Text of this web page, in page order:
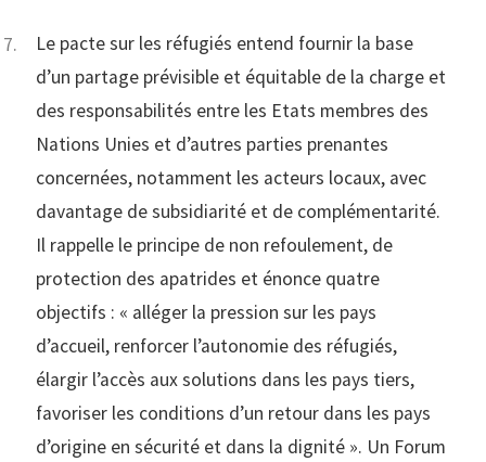
Le pacte sur les réfugiés entend fournir la base
d’un partage prévisible et équitable de la charge et
des responsabilités entre les Etats membres des
Nations Unies et d’autres parties prenantes
concernées, notamment les acteurs locaux, avec
davantage de subsidiarité et de complémentarité.
Il rappelle le principe de non refoulement, de
protection des apatrides et énonce quatre
objectifs : « alléger la pression sur les pays
d’accueil, renforcer l’autonomie des réfugiés,
élargir l’accès aux solutions dans les pays tiers,
favoriser les conditions d’un retour dans les pays
d’origine en sécurité et dans la dignité ». Un Forum